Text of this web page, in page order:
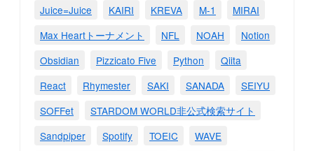
Juice=Juice
KAIRI KREVA M-1
MIRAI
Max Heartトーナメント
NFL NOAH
Notion
Obsidian
Pizzicato Five Python
Qiita
React
Rhymester SAKI SANADA
SEIYU
SOFFet
STARDOM WORLD非公式検索サイト
Sandpiper
Spotify TOEIC
WAVE